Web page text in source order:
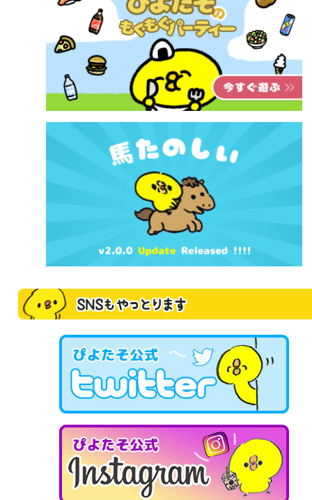
SNSもやっとります